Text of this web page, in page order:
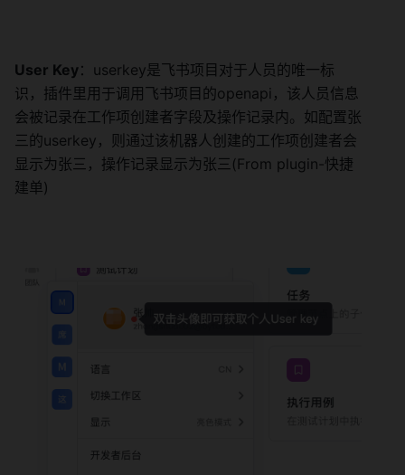
User Key ：userkey是飞书项目对于人员的唯一标
识，插件里用于调用飞书项目的openapi，该人员信息
会被记录在工作项创建者字段及操作记录内。如配置张
三的userkey，则通过该机器人创建的工作项创建者会
显示为张三，操作记录显示为张三(From plugin-快捷
建单)